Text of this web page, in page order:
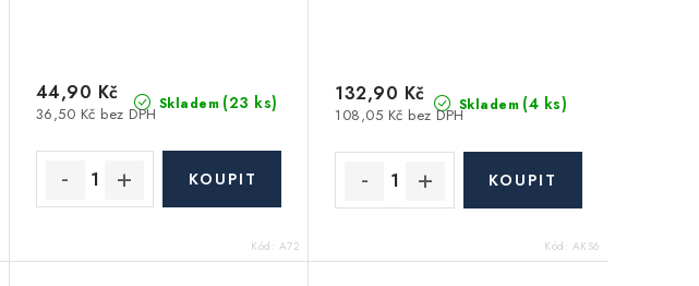
Skladem (23 ks)
36,50 Kč bez DPH
44,90 Kč
Kód: A72
Skladem (4 ks)
108,05 Kč bez DPH
132,90 Kč
Kód: AKS6